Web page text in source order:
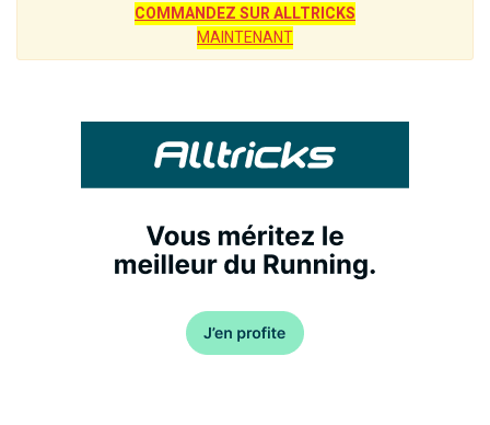
COMMANDEZ SUR ALLTRICKS
MAINTENANT